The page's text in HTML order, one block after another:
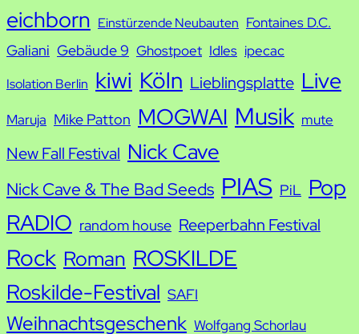
eichborn Einstürzende Neubauten Fontaines D.C.
Galiani Gebäude 9 Ghostpoet Idles ipecac
Isolation Berlin kiwi Köln Lieblingsplatte Live
Maruja Mike Patton MOGWAI Musik mute
New Fall Festival Nick Cave
Nick Cave & The Bad Seeds PIAS PiL Pop
RADIO random house Reeperbahn Festival
Rock Roman ROSKILDE
Roskilde-Festival SAFI
Weihnachtsgeschenk Wolfgang Schorlau